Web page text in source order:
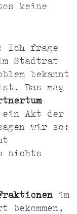
keine
Ich frage
Stadtrat
bekannt
Das mag
ein Akt der
wir so:
nichts
im